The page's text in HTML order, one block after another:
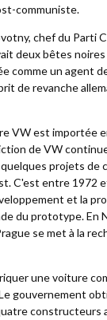
communiste.
chef du Parti
deux bêtes noires
comme un agent
de revanche
VW est importée
de VW
projets
C'est entre 1972
et la
du prototype. En
se met à la
une voiture
gouvernement
constructeurs